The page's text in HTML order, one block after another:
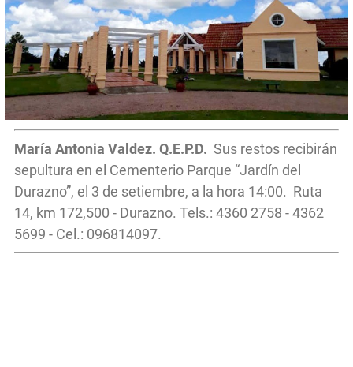
María Antonia Valdez. Q.E.P.D. Sus restos recibirán
sepultura en el Cementerio Parque “Jardín del
Durazno”, el 3 de setiembre, a la hora 14:00. Ruta
14, km 172,500 - Durazno. Tels.: 4360 2758 - 4362
5699 - Cel.: 096814097.